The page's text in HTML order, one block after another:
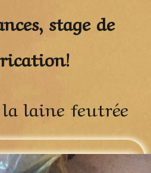
stage de
laine feutrée